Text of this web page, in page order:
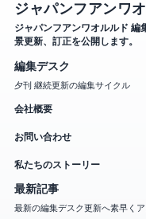
ジャパンフアンワ
ジャパンフアンワオルルド 編
景更新、訂正を公開します。
編集デスク
夕刊 継続更新の編集サイクル
会社概要
お問い合わせ
私たちのストーリー
最新記事
最新の編集デスク更新へ素早くア